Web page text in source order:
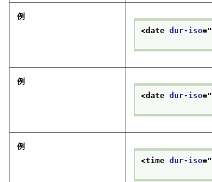
例
<date dur-iso="
例
<date dur-iso="
例
<time dur-iso="